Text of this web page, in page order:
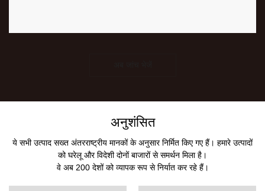
अनुशंसित
ये सभी उत्पाद सख्त अंतरराष्ट्रीय मानकों के अनुसार निर्मित किए गए हैं। हमारे उत्पादों
को घरेलू और विदेशी दोनों बाजारों से समर्थन मिला है।
वे अब 200 देशों को व्यापक रूप से निर्यात कर रहे हैं।